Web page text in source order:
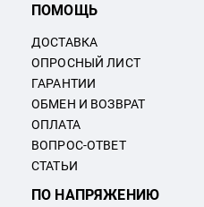
ПОМОЩЬ
ДОСТАВКА
ОПРОСНЫЙ ЛИСТ
ГАРАНТИИ
ОБМЕН И ВОЗВРАТ
ОПЛАТА
ВОПРОС-ОТВЕТ
СТАТЬИ
ПО НАПРЯЖЕНИЮ